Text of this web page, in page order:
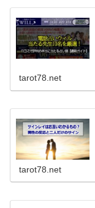
tarot78.net
tarot78.net